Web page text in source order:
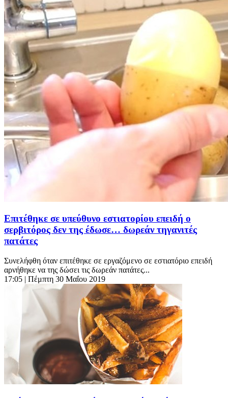
Επιτέθηκε σε υπεύθυνο εστιατορίου επειδή ο
σερβιτόρος δεν της έδωσε… δωρεάν τηγανιτές
πατάτες
Συνελήφθη όταν επιτέθηκε σε εργαζόμενο σε εστιατόριο επειδή
αρνήθηκε να της δώσει τις δωρεάν πατάτες...
17:05 | Πέμπτη 30 Μαΐου 2019